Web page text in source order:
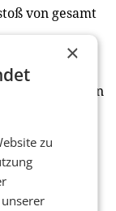
von gesamt
von mehr
brachten
Die
generiert
der
in der
×
zu